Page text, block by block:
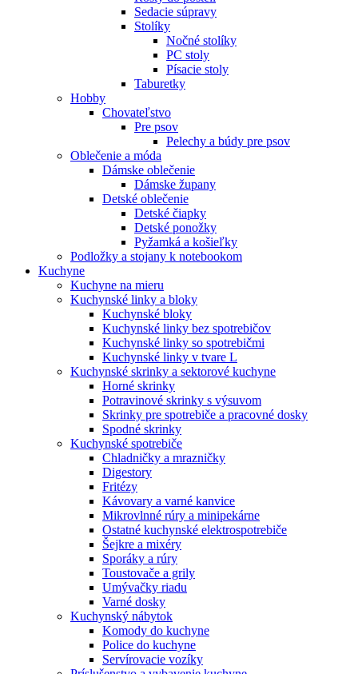
Sedacie súpravy
Stolíky
Nočné stolíky
PC stoly
Písacie stoly
Taburetky
Hobby
Chovateľstvo
Pre psov
Pelechy a búdy pre psov
Oblečenie a móda
Dámske oblečenie
Dámske župany
Detské oblečenie
Detské čiapky
Detské ponožky
Pyžamká a košieľky
Podložky a stojany k notebookom
Kuchyne
Kuchyne na mieru
Kuchynské linky a bloky
Kuchynské bloky
Kuchynské linky bez spotrebičov
Kuchynské linky so spotrebičmi
Kuchynské linky v tvare L
Kuchynské skrinky a sektorové kuchyne
Horné skrinky
Potravinové skrinky s výsuvom
Skrinky pre spotrebiče a pracovné dosky
Spodné skrinky
Kuchynské spotrebiče
Chladničky a mrazničky
Digestory
Fritézy
Kávovary a varné kanvice
Mikrovlnné rúry a minipekárne
Ostatné kuchynské elektrospotrebiče
Šejkre a mixéry
Sporáky a rúry
Toustovače a grily
Umývačky riadu
Varné dosky
Kuchynský nábytok
Komody do kuchyne
Police do kuchyne
Servírovacie vozíky